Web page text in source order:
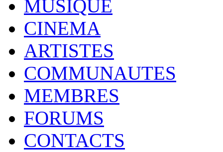
MUSIQUE
CINEMA
ARTISTES
COMMUNAUTES
MEMBRES
FORUMS
CONTACTS